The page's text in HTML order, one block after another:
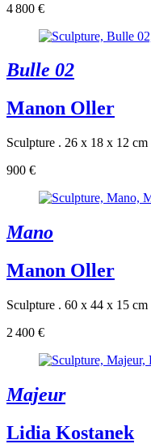
4 800 €
Bulle 02
Manon Oller
Sculpture . 26 x 18 x 12 cm
900 €
Mano
Manon Oller
Sculpture . 60 x 44 x 15 cm
2 400 €
Majeur
Lidia Kostanek